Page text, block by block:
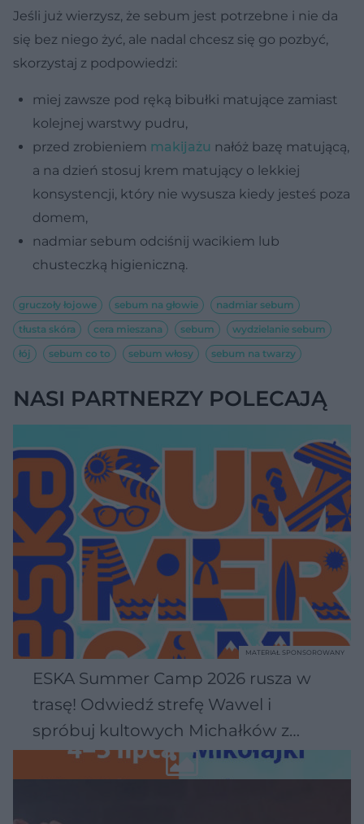
Jeśli już wierzysz, że sebum jest potrzebne i nie da
się bez niego żyć, ale nadal chcesz się go pozbyć,
skorzystaj z podpowiedzi:
miej zawsze pod ręką bibułki matujące zamiast
kolejnej warstwy pudru,
przed zrobieniem makijażu nałóż bazę matującą,
a na dzień stosuj krem matujący o lekkiej
konsystencji, który nie wysusza kiedy jesteś poza
domem,
nadmiar sebum odciśnij wacikiem lub
chusteczką higieniczną.
gruczoły łojowe sebum na głowie
nadmiar sebum
tłusta skóra
cera mieszana sebum
wydzielanie sebum
łój
sebum co to sebum włosy sebum na twarzy
NASI PARTNERZY POLECAJĄ
ESKA Summer Camp 2026 rusza w
trasę! Odwiedź strefę Wawel i
spróbuj kultowych Michałków z
Wawelu
MATERIAŁ SPONSOROWANY